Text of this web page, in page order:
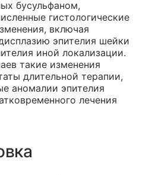
бусульфаном,
гистологические
включая
эпителия шейки
иной локализации.
такие изменения
длительной терапии,
аномалии эпителия
лечения